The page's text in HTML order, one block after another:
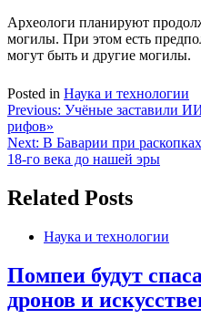
Археологи планируют
могилы. При этом есть
могут быть и другие могилы.
Posted in Наука и технологии
Навигация
по
записям
Previous: Учёные заставили
рифов»
Next: В Баварии при
18-го века до нашей эры
Related Posts
Наука и технологии
Помпеи будут
дронов и